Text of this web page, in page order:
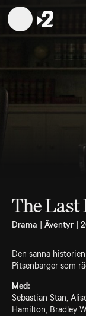
The Last
Drama | Äventyr |
Den sanna
Pitsenbarger som
Med:
Sebastian Stan,
Hamilton, Bradley